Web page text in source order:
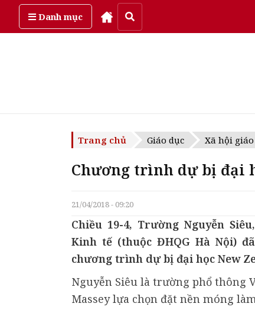
Danh mụcThứ tư, ngày 5/08/2026
Trang chủ Giáo dục Xã hội
Chương trình dự bị đại
21/04/2018 - 09:20
Chiều 19-4, Trường Nguyễn
Kinh tế (thuộc ĐHQG Hà Nội)
chương trình dự bị đại học New
Nguyễn Siêu là trường phổ thông
Massey lựa chọn đặt nền móng